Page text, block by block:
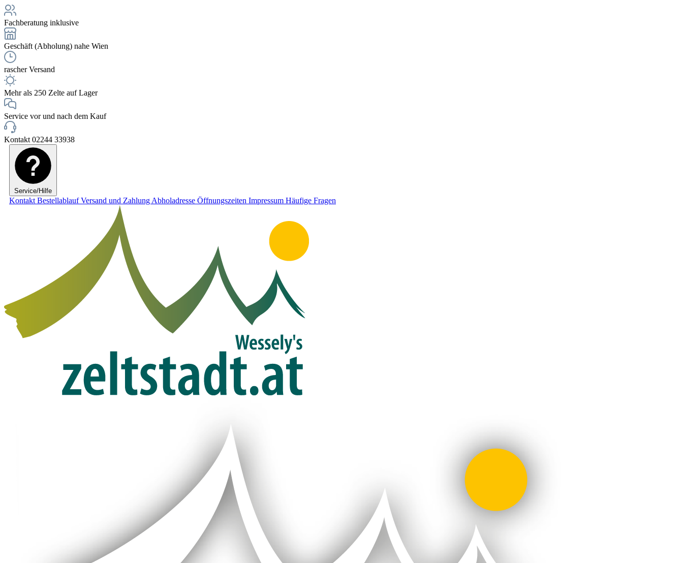
Fachberatung inklusive
Geschäft (Abholung) nahe Wien
rascher Versand
Mehr als 250 Zelte auf Lager
Service vor und nach dem Kauf
Kontakt 02244 33938
Service/Hilfe
Kontakt BestellablaufVersand und Zahlung Abholadresse Öffnungszeiten Impressum Häufige Fragen